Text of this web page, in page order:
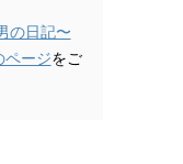
の日記〜
ページをご